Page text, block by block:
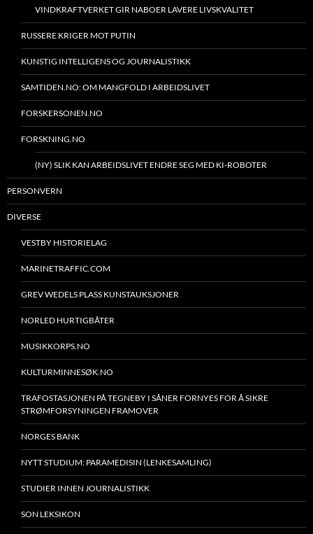
VINDKRAFTVERKET GIR NABOER LAVERE LIVSKVALITET
RUSSERE KRIGER MOT PUTIN
KUNSTIG INTELLIGENS OG JOURNALISTIKK
SAMTIDEN.NO: OM MANGFOLD I ARBEIDSLIVET
FORSKERSONEN.NO
FORSKNING.NO
(NY) SLIK KAN ARBEIDSLIVET ENDRE SEG MED KI-ROBOTER
PERSONVERN
DIVERSE
VESTBY HISTORIELAG
MARINETRAFFIC.COM
GREV WEDELS PLASS KUNSTAUKSJONER
NORLED HURTIGBÅTER
MUSIKKORPS.NO
KULTURMINNESØK.NO
TRAFOSTASJONEN PÅ TEGNEBY I SÅNER FORNYES FOR Å SIKRE
STRØMFORSYNINGEN FRAMOVER
NORGES BANK
NYTT STUDIUM: PARAMEDISIN (LENKESAMLING)
STUDIER INNEN JOURNALISTIKK
SON LEKSIKON